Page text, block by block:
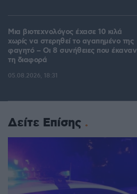
Μια βιοτεχνολόγος έχασε 10 κιλά
χωρίς να στερηθεί το αγαπημένο της
φαγητό – Οι 8 συνήθειες που έκαναν
τη διαφορά
05.08.2026, 18:31
Δείτε Επίσης